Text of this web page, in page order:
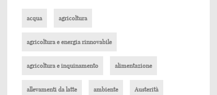
acqua agricoltura
agricoltura e energia rinnovabile
agricoltura e inquinamento alimentazione
allevamenti da latte ambiente Austerità